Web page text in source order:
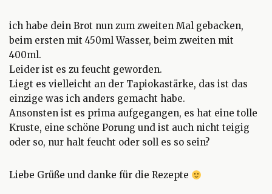
ich habe dein Brot nun zum zweiten Mal gebacken,
beim ersten mit 450ml Wasser, beim zweiten mit
400ml.
Leider ist es zu feucht geworden.
Liegt es vielleicht an der Tapiokastärke, das ist das
einzige was ich anders gemacht habe.
Ansonsten ist es prima aufgegangen, es hat eine tolle
Kruste, eine schöne Porung und ist auch nicht teigig
oder so, nur halt feucht oder soll es so sein?
Liebe Grüße und danke für die Rezepte